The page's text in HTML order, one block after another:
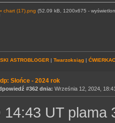
chart (17).png (52.09 kB, 1200x675 -
ASTROBLOGER | Twarzoksiąg |
Słońce - 2024 rok
#362 dnia: Września 12, 2024,
14:43 UT plama